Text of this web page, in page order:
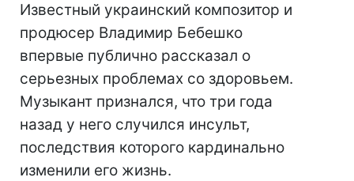
Известный украинский композитор и
продюсер Владимир Бебешко
впервые публично рассказал о
серьезных проблемах со здоровьем.
Музыкант признался, что три года
назад у него случился инсульт,
последствия которого кардинально
изменили его жизнь.